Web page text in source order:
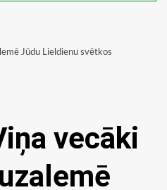
Jūdu Lieldienu svētkos
vecāki